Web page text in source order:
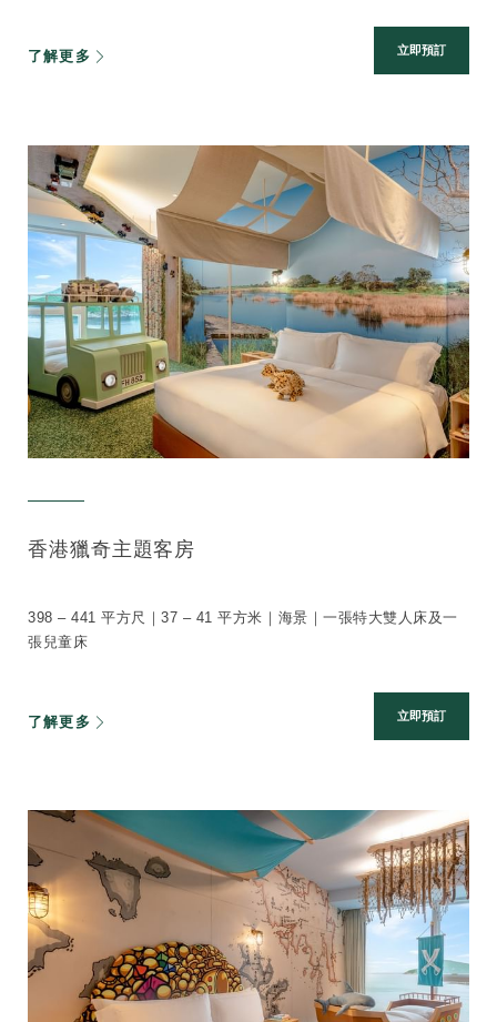
了解更多 立即預訂
香港獵奇主題客房
398 – 441 平方尺｜37 – 41 平方米｜海景｜一張特大雙人床及一
張兒童床
了解更多 立即預訂